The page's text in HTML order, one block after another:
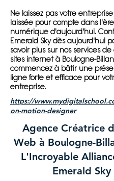
Ne laissez pas votre
laissée pour compte dans l'ère
numérique d'aujourd'hui.
Emerald Sky dès aujourd'hui
savoir plus sur nos services
sites internet à Boulogne-
commencez à bâtir une
ligne forte et efficace pour
entreprise.
https://
on-motion-designer
Agence Créatrice
Web à Boulogne-
L'Incroyable
Emerald Sky